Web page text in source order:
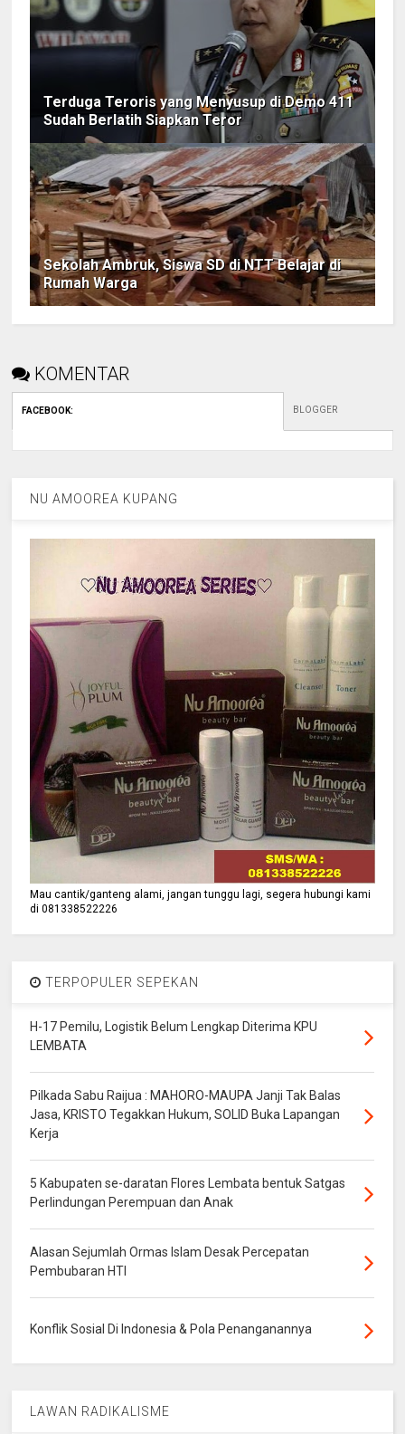
Terduga Teroris yang Menyusup di Demo 411
Sudah Berlatih Siapkan Teror
Sekolah Ambruk, Siswa SD di NTT Belajar di
Rumah Warga
KOMENTAR
FACEBOOK: BLOGGER
NU AMOOREA KUPANG
Mau cantik/ganteng alami, jangan tunggu lagi, segera hubungi kami
di 081338522226
TERPOPULER SEPEKAN
H-17 Pemilu, Logistik Belum Lengkap Diterima KPU
LEMBATA
Pilkada Sabu Raijua : MAHORO-MAUPA Janji Tak Balas
Jasa, KRISTO Tegakkan Hukum, SOLID Buka Lapangan
Kerja
5 Kabupaten se-daratan Flores Lembata bentuk Satgas
Perlindungan Perempuan dan Anak
Alasan Sejumlah Ormas Islam Desak Percepatan
Pembubaran HTI
Konflik Sosial Di Indonesia & Pola Penanganannya
LAWAN RADIKALISME